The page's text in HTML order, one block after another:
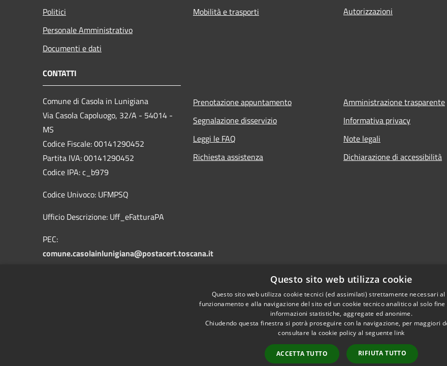
Politici
Personale Amministrativo
Documenti e dati
Mobilità e trasporti
Autorizzazioni
CONTATTI
Comune di Casola in Lunigiana
Via Casola Capoluogo, 32/A - 54014 -
MS
Codice Fiscale: 00141290452
Partita IVA: 00141290452
Codice IPA: c_b979
Codice Univoco: UFMPSQ
Ufficio Descrizione: Uff_eFatturaPA
PEC:
comune.casolainlunigiana@postacert.toscana.it
Prenotazione appuntamento
Segnalazione disservizio
Leggi le FAQ
Richiesta assistenza
Amministrazione trasparente
Informativa privacy
Note legali
Dichiarazione di accessibilità
Copyright © 2026 •
Questo sito web utilizza cookie
Questo sito web utilizza cookie tecnici (ed assimilati) strettamente necessari
funzionamento e alla navigazione del sito ed un cookie tecnico analitico al solo
informazioni statistiche, aggregate ed anonime.
Chiudendo questa finestra si potrà proseguire con la navigazione, per maggiori
consultare la cookie policy al seguente link
ACCETTA TUTTO RIFIUTA TUTTO